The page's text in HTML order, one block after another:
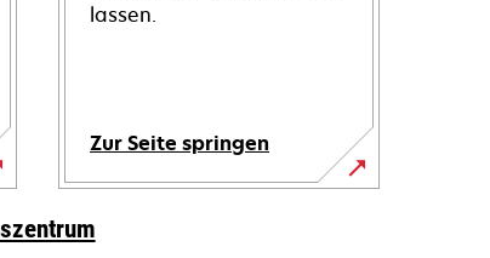
lassen.
Zur Seite springen